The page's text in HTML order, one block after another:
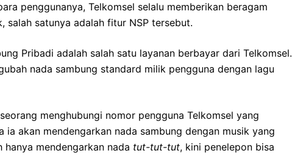
penggunanya, Telkomsel selalu memberikan beragam
salah satunya adalah fitur NSP tersebut.
Pribadi adalah salah satu layanan berbayar dari Telkomsel.
nada sambung standard milik pengguna dengan lagu
menghubungi nomor pengguna Telkomsel yang
ia akan mendengarkan nada sambung dengan musik yang
hanya mendengarkan nada tut-tut-tut, kini penelepon bisa